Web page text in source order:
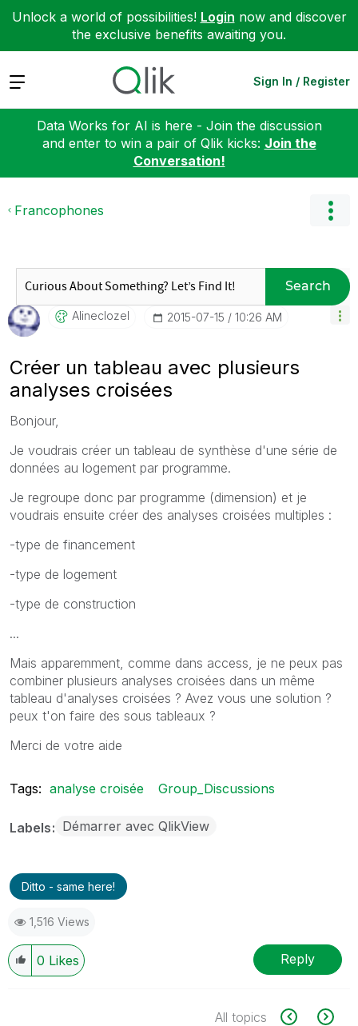
Unlock a world of possibilities! Login now and discover
the exclusive benefits awaiting you.
Expand Sign In / Register
Data Works for AI is here - Join the discussion
and enter to win a pair of Qlik kicks: Join the
Conversation!
Francophones
Search
Alineclozel ‎2015-07-15 10:26 AM
Créer un tableau avec plusieurs
analyses croisées
Bonjour,
Je voudrais créer un tableau de synthèse d'une série de
données au logement par programme.
Je regroupe donc par programme (dimension) et je
voudrais ensuite créer des analyses croisées multiples :
-type de financement
-type de logement
-type de construction
...
Mais apparemment, comme dans access, je ne peux pas
combiner plusieurs analyses croisées dans un même
tableau d'analyses croisées ? Avez vous une solution ?
peux t'on faire des sous tableaux ?
Merci de votre aide
Tags: analyse croisée Group_Discussions
Labels Démarrer avec QlikView
Ditto - same here!
1,516 Views
0 Likes Reply
All topics